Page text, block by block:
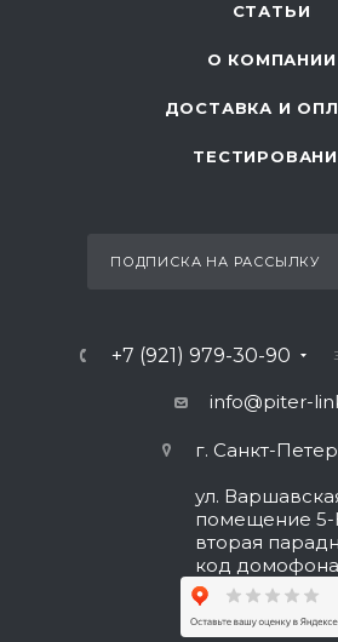
СТАТЬИ
О КОМПАНИИ
ДОСТАВКА И
ПОДПИСКА НА РАССЫЛКУ
+7 (921) 979-30-90
info@piter-
г. Санкт-
ул.
помещение
вторая
код домофона